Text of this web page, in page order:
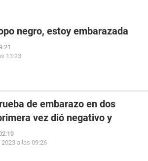
negro, estoy embarazada
13:23
de embarazo en dos
vez dió negativo y
a las 09:26